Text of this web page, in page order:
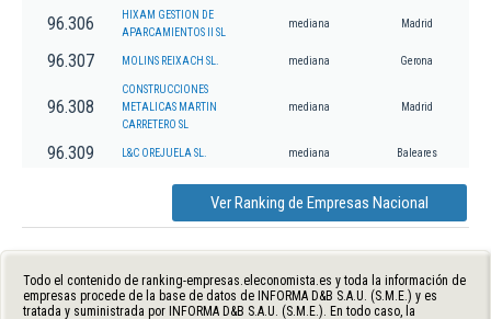
96.306
HIXAM GESTION DE
APARCAMIENTOS II SL
mediana Madrid
96.307 MOLINS REIXACH SL. mediana Gerona
96.308
CONSTRUCCIONES
METALICAS MARTIN
CARRETERO SL
mediana Madrid
96.309 L&C OREJUELA SL. mediana Baleares
Ver Ranking de Empresas Nacional
Todo el contenido de ranking-empresas.eleconomista.es y toda la información de
empresas procede de la base de datos de INFORMA D&B S.A.U. (S.M.E.) y es
tratada y suministrada por INFORMA D&B S.A.U. (S.M.E.). En todo caso, la